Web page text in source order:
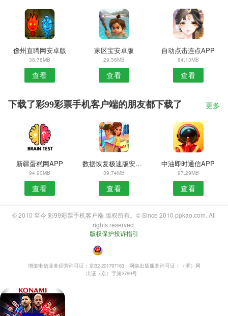
儋州直聘网安卓版
38.78MB
查看
家区宝安卓版
29.36MB
查看
自动点击连点APP
84.13MB
查看
下载了彩99彩票手机客户端的朋友都下载了 更多
新疆蛋糕网APP
94.90MB
查看
数据恢复极速版安卓版
39.74MB
查看
中油即时通信APP
97.29MB
查看
© 2010 至今 彩99彩票手机客户端 版权所有。© Since 2010 ppkao.com. All
rights reserved.
版权保护投诉指引
・
增值电信业务经营许可证：京B2-201797163
网络出版服务许可证：（署）网
出证（京）字第2799号